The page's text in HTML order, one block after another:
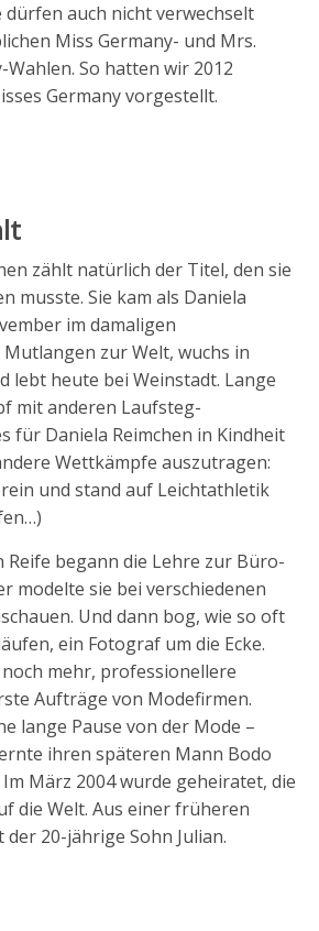
dürfen auch nicht verwechselt
Miss Germany- und Mrs.
Wahlen. So hatten wir 2012
Germany vorgestellt.
zählt natürlich der Titel, den sie
musste. Sie kam als Daniela
im damaligen
zur Welt, wuchs in
lebt heute bei Weinstadt. Lange
mit anderen Laufsteg-
für Daniela Reimchen in Kindheit
Wettkämpfe auszutragen:
und stand auf Leichtathletik
begann die Lehre zur Büro-
modelte sie bei verschiedenen
Und dann bog, wie so oft
ein Fotograf um die Ecke.
mehr, professionellere
Aufträge von Modefirmen.
lange Pause von der Mode –
ihren späteren Mann Bodo
März 2004 wurde geheiratet, die
die Welt. Aus einer früheren
20-jährige Sohn Julian.